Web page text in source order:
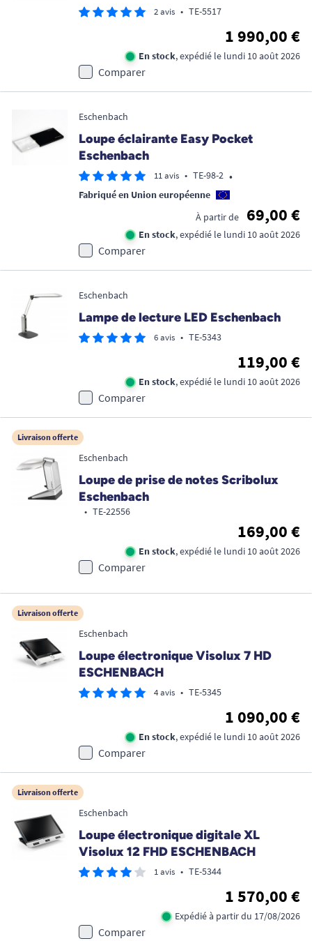
2 avis • TE-5517
1 990,00 €
En stock, expédié le lundi 10 août 2026
Comparer
Eschenbach
Loupe éclairante Easy Pocket
Eschenbach
11 avis • TE-98-2 •
Fabriqué en Union européenne
À partir de
69,00 €
En stock, expédié le lundi 10 août 2026
Comparer
Eschenbach
Lampe de lecture LED Eschenbach
6 avis • TE-5343
119,00 €
En stock, expédié le lundi 10 août 2026
Comparer
Livraison offerte
Eschenbach
Loupe de prise de notes Scribolux
Eschenbach
• TE-22556
169,00 €
En stock, expédié le lundi 10 août 2026
Comparer
Livraison offerte
Eschenbach
Loupe électronique Visolux 7 HD
ESCHENBACH
4 avis • TE-5345
1 090,00 €
En stock, expédié le lundi 10 août 2026
Comparer
Livraison offerte
Eschenbach
Loupe électronique digitale XL
Visolux 12 FHD ESCHENBACH
1 avis • TE-5344
1 570,00 €
Expédié à partir du 17/08/2026
Comparer